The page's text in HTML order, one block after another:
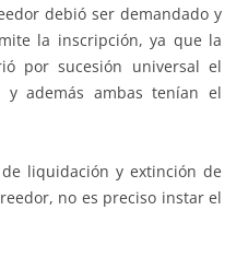
debió ser demandado y
la inscripción, ya que la
por sucesión universal el
además ambas tenían el
de liquidación y extinción de
no es preciso instar el